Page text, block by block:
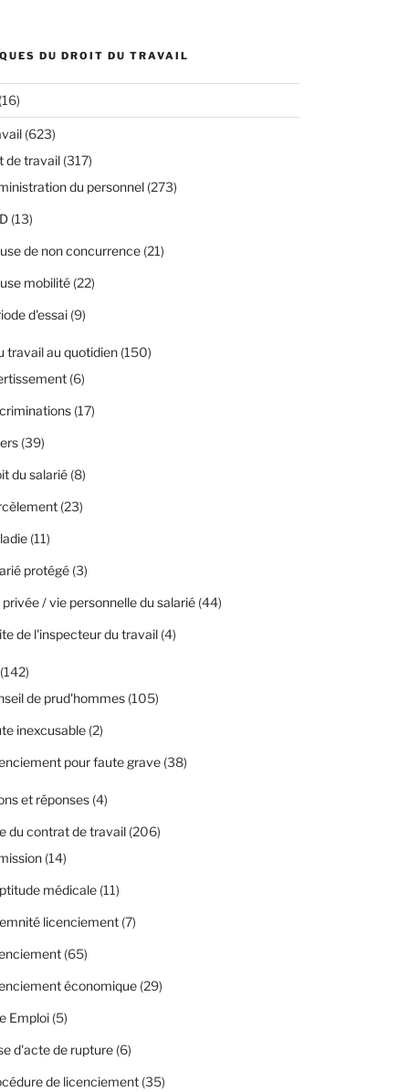
DU DROIT DU TRAVAIL
(623)
de travail(317)
du personnel(273)
(13)
de non concurrence(21)
mobilité(22)
d'essai(9)
travail au quotidien(150)
(6)
(17)
(39)
du salarié(8)
(23)
(11)
protégé(3)
/ vie personnelle du salarié(44)
de l'inspecteur du travail(4)
de prud'hommes(105)
inexcusable(2)
pour faute grave(38)
et réponses(4)
du contrat de travail(206)
(14)
médicale(11)
licenciement(7)
(65)
économique(29)
Emploi(5)
d'acte de rupture(6)
de licenciement(35)